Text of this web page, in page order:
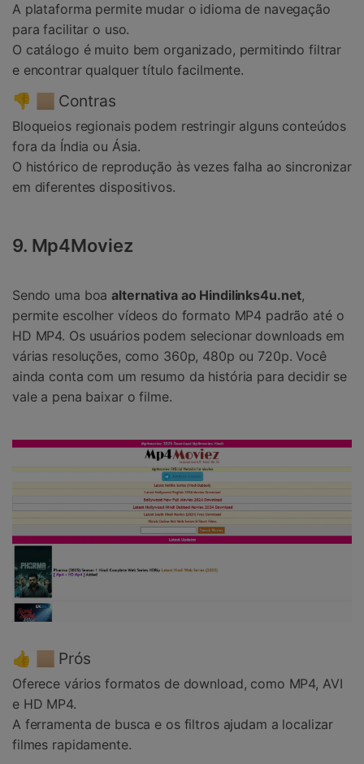
A plataforma permite mudar o idioma de navegação
para facilitar o uso.
O catálogo é muito bem organizado, permitindo filtrar
e encontrar qualquer título facilmente.
👎 🏼 Contras
Bloqueios regionais podem restringir alguns conteúdos
fora da Índia ou Ásia.
O histórico de reprodução às vezes falha ao sincronizar
em diferentes dispositivos.
9. Mp4Moviez
Sendo uma boaalternativa ao Hindilinks4u.net,
permite escolher vídeos do formato MP4 padrão até o
HD MP4. Os usuários podem selecionar downloads em
várias resoluções, como 360p, 480p ou 720p. Você
ainda conta com um resumo da história para decidir se
vale a pena baixar o filme.
👍 🏼 Prós
Oferece vários formatos de download, como MP4, AVI
e HD MP4.
A ferramenta de busca e os filtros ajudam a localizar
filmes rapidamente.